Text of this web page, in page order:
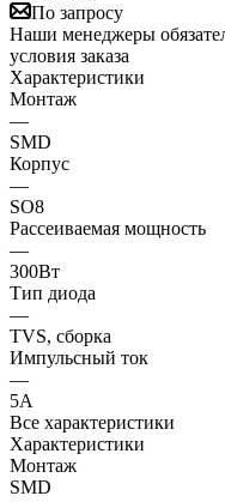
По запросу
Наши менеджеры
условия заказа
Характеристики
Монтаж
—
SMD
Корпус
—
SO8
Рассеиваемая мощность
—
300Вт
Тип диода
—
TVS, сборка
Импульсный ток
—
5А
Все характеристики
Характеристики
Монтаж
SMD